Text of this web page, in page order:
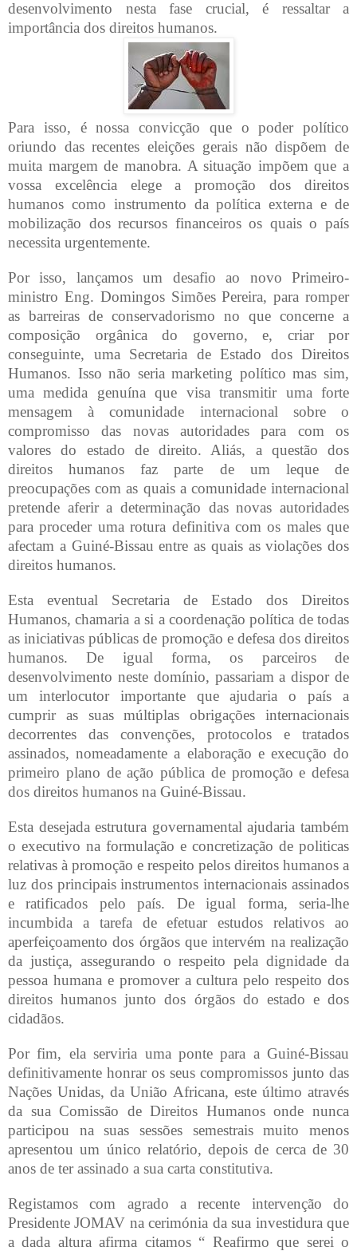
desenvolvimento nesta fase crucial, é ressaltar a
importância dos direitos humanos.
Para isso, é nossa convicção que o poder político
oriundo das recentes eleições gerais não dispõem de
muita margem de manobra. A situação impõem que a
vossa excelência elege a promoção dos direitos
humanos como instrumento da política externa e de
mobilização dos recursos financeiros os quais o país
necessita urgentemente.
Por isso, lançamos um desafio ao novo Primeiro-
ministro Eng. Domingos Simões Pereira, para romper
as barreiras de conservadorismo no que concerne a
composição orgânica do governo, e, criar por
conseguinte, uma Secretaria de Estado dos Direitos
Humanos. Isso não seria marketing político mas sim,
uma medida genuína que visa transmitir uma forte
mensagem à comunidade internacional sobre o
compromisso das novas autoridades para com os
valores do estado de direito. Aliás, a questão dos
direitos humanos faz parte de um leque de
preocupações com as quais a comunidade internacional
pretende aferir a determinação das novas autoridades
para proceder uma rotura definitiva com os males que
afectam a Guiné-Bissau entre as quais as violações dos
direitos humanos.
Esta eventual Secretaria de Estado dos Direitos
Humanos, chamaria a si a coordenação política de todas
as iniciativas públicas de promoção e defesa dos direitos
humanos. De igual forma, os parceiros de
desenvolvimento neste domínio, passariam a dispor de
um interlocutor importante que ajudaria o país a
cumprir as suas múltiplas obrigações internacionais
decorrentes das convenções, protocolos e tratados
assinados, nomeadamente a elaboração e execução do
primeiro plano de ação pública de promoção e defesa
dos direitos humanos na Guiné-Bissau.
Esta desejada estrutura governamental ajudaria também
o executivo na formulação e concretização de politicas
relativas à promoção e respeito pelos direitos humanos a
luz dos principais instrumentos internacionais assinados
e ratificados pelo país. De igual forma, seria-lhe
incumbida a tarefa de efetuar estudos relativos ao
aperfeiçoamento dos órgãos que intervém na realização
da justiça, assegurando o respeito pela dignidade da
pessoa humana e promover a cultura pelo respeito dos
direitos humanos junto dos órgãos do estado e dos
cidadãos.
Por fim, ela serviria uma ponte para a Guiné-Bissau
definitivamente honrar os seus compromissos junto das
Nações Unidas, da União Africana, este último através
da sua Comissão de Direitos Humanos onde nunca
participou na suas sessões semestrais muito menos
apresentou um único relatório, depois de cerca de 30
anos de ter assinado a sua carta constitutiva.
Registamos com agrado a recente intervenção do
Presidente JOMAV na cerimónia da sua investidura que
a dada altura afirma citamos “ Reafirmo que serei o